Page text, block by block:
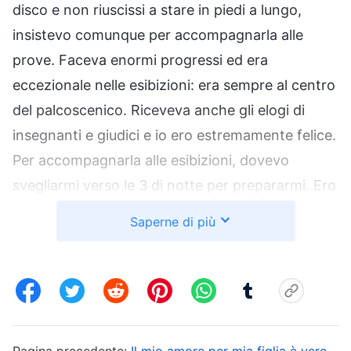
disco e non riuscissi a stare in piedi a lungo,
insistevo comunque per accompagnarla alle
prove. Faceva enormi progressi ed era
eccezionale nelle esibizioni: era sempre al centro
del palcoscenico. Riceveva anche gli elogi di
insegnanti e giudici e io ero estremamente felice.
Per accompagnarla alle esibizioni, dovevo
svegliarmi verso le 3 di notte per prepararmi. Ero
avevo nemmeno il tempo di mangiare. Dopo
frastornata ed esausta dal punto di vista mentale
Saperne di più